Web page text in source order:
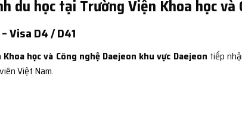
du học tại Trường Viện Khoa học và
Visa D4 / D41
học và Công nghệ Daejeon khu vực Daejeon tiếp
Việt Nam.